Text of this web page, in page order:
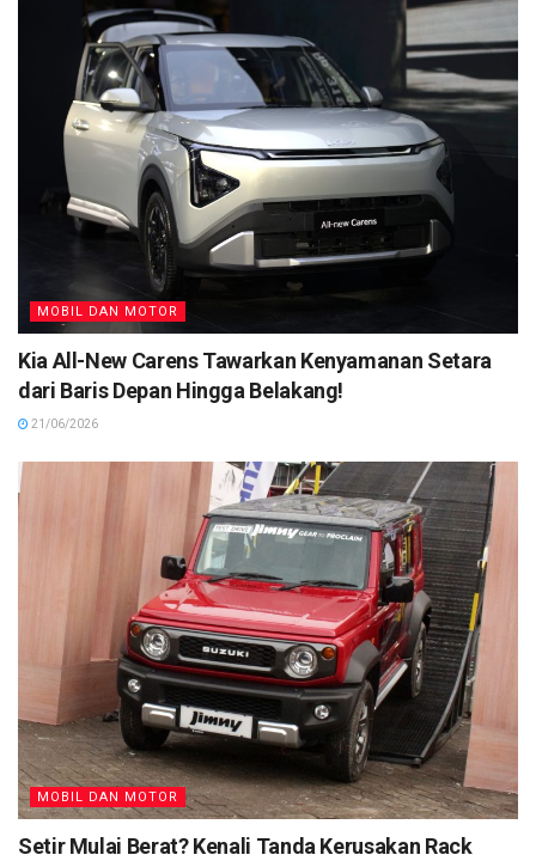
MOBIL DAN MOTOR
Kia All-New Carens Tawarkan Kenyamanan Setara
dari Baris Depan Hingga Belakang!
21/06/2026
MOBIL DAN MOTOR
Setir Mulai Berat? Kenali Tanda Kerusakan Rack